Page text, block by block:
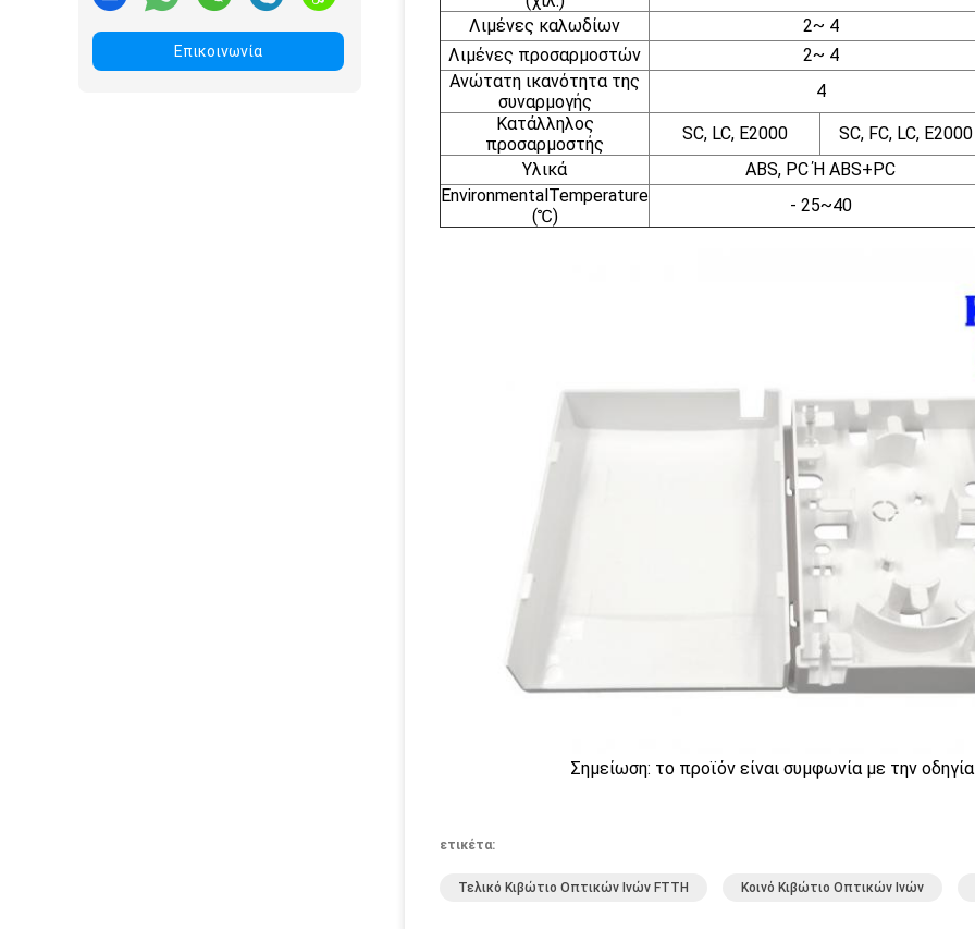
Επικοινωνία
Λιμένες καλωδίων
2~ 4
Λιμένες προσαρμοστών
2~ 4
Ανώτατη ικανότητα της
συναρμογής
4
Κατάλληλος
προσαρμοστής
SC, LC, E2000
SC, FC, LC, E2000
Υλικά
ABS, PC Ή ABS+PC
EnvironmentalTemperature
(℃)
- 25~40
Σημείωση: το προϊόν είναι συμφωνία με την
ετικέτα:
Τελικό Κιβώτιο Οπτικών Ινών FTTH Κοινό Κιβώτιο Οπτικών Ινών